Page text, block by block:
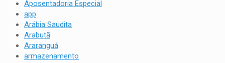
Aposentadoria Especial
app
Arábia Saudita
Arabutã
Araranguá
armazenamento